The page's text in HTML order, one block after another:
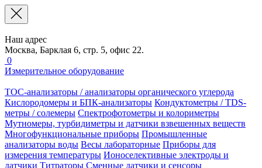
Наш адрес
Москва, Барклая 6, стр. 5, офис 22.
0
Измерительное оборудование
TOC-анализаторы / анализаторы органического углерода
Кислородомеры и БПК-анализаторы Кондуктометры / TDS-
метры / солемеры Спектрофотометры и колориметры
Мутномеры, турбидиметры и датчики взвешенных веществ
Многофункциональные приборы Промышленные
анализаторы воды Весы лабораторные Приборы для
измерения температуры Ионоселективные электроды и
датчики Титраторы Сменные датчики и сенсоры